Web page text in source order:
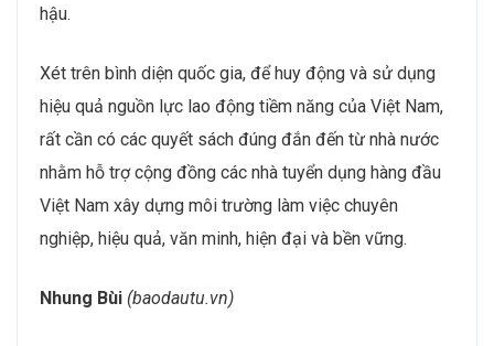
hậu.
Xét trên bình diện quốc gia, để huy động và sử dụng
hiệu quả nguồn lực lao động tiềm năng của Việt Nam,
rất cần có các quyết sách đúng đắn đến từ nhà nước
nhằm hỗ trợ cộng đồng các nhà tuyển dụng hàng đầu
Việt Nam xây dựng môi trường làm việc chuyên
nghiệp, hiệu quả, văn minh, hiện đại và bền vững.
Nhung Bùi (baodautu.vn)